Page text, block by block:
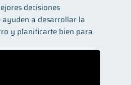
decisiones
ayuden a desarrollar la
y planificarte bien para